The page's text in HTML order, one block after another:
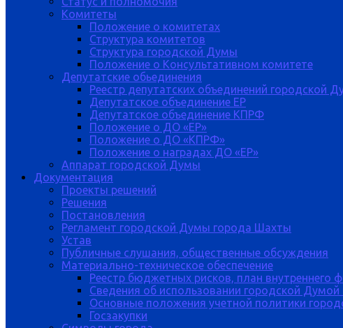
Комитеты
Положение о комитетах
Структура комитетов
Структура городской Думы
Положение о Консультативном комитете
Депутатские обьединения
Реестр депутатских объединений городской
Депутатское объединение ЕР
Депутатское объединение КПРФ
Положение о ДО «ЕР»
Положение о ДО «КПРФ»
Положение о наградах ДО «ЕР»
Аппарат городской Думы
Документация
Проекты решений
Решения
Постановления
Регламент городской Думы города Шахты
Устав
Публичные слушания, общественные обсуждения
Материально-техническое обеспечение
Реестр бюджетных рисков, план внутреннего
Сведения об использовании городской
Основные положения учетной политики
Госзакупки